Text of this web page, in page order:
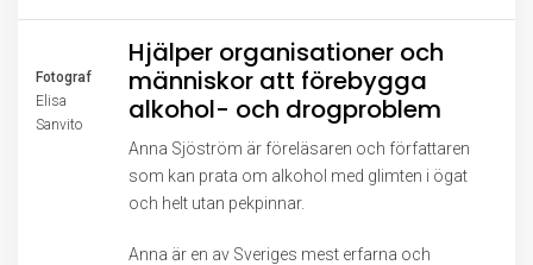
Fotograf
Elisa
Sanvito
Hjälper organisationer och
människor att förebygga
alkohol- och drogproblem
Anna Sjöström är föreläsaren och författaren
som kan prata om alkohol med glimten i ögat
och helt utan pekpinnar.
Anna är en av Sveriges mest erfarna och